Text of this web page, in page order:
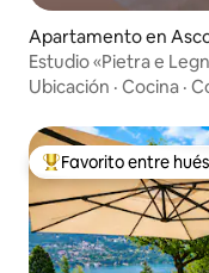
Apartamento en
Estudio «Pietra e
Ubicación · Cocina ·
Favorito entre
Favorito entre